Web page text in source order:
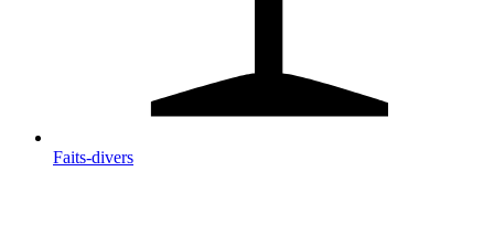
Faits-divers